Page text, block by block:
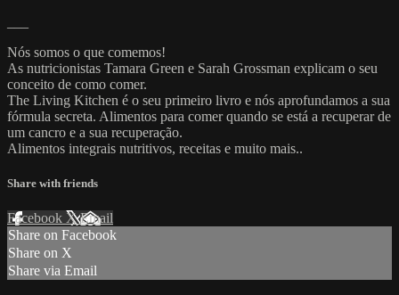
Nós somos o que comemos!
As nutricionistas Tamara Green e Sarah Grossman explicam o seu
conceito de como comer.
The Living Kitchen é o seu primeiro livro e nós aprofundamos a sua
fórmula secreta. Alimentos para comer quando se está a recuperar de
um cancro e a sua recuperação.
Alimentos integrais nutritivos, receitas e muito mais..
Share with friends
Facebook XEmail
Share on Facebook
Share on X
Share via Email